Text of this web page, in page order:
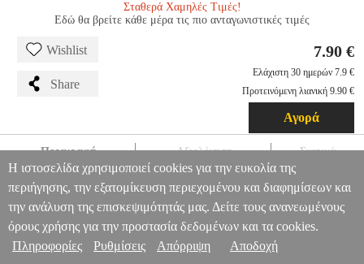
Σταθερά Χαμηλές Τιμές!
Εδώ θα βρείτε κάθε μέρα τις πιο ανταγωνιστικές τιμές
Wishlist
Share
7.90 €
Ελάχιστη 30 ημερών 7.9 €
Προτεινόμενη λιανική 9.90 €
Αγορά
Περιγραφή Αξιολόγηση Σχετικά
4SMARTS STYLUS PEN 2IN1 ERGORIB BLACK TEL.232644
TEL.232644
4SMARTS ΓΡΑΦΙΔΑ
4SMARTS STYLUS
PEN 2IN1 ERGORIB BLACK
7.90
Πληροφορίες & Υπηρεσίες >
Η ιστοσελίδα χρησιμοποιεί cookies για την ευκολία της
περιήγησης, την εξατομίκευση περιεχομένου και διαφημίσεων και
την ανάλυση της επισκεψιμότητάς μας. Δείτε τους ανανεωμένους
όρους χρήσης για την προστασία δεδομένων και τα cookies.
Πληροφορίες
Ρυθμίσεις Απόρριψη Αποδοχή